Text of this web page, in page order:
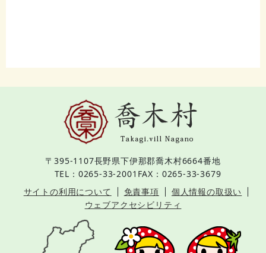
〒395-1107長野県下伊那郡喬木村6664番地
TEL：0265-33-2001 FAX：0265-33-3679
サイトの利用について
免責事項
個人情報の取扱い
ウェブアクセシビリティ